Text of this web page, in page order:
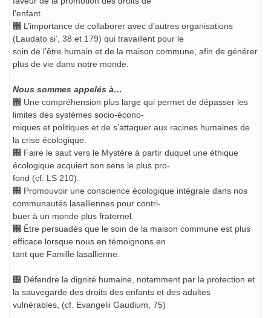
l’enfant.
΍ L’importance de collaborer avec d’autres organisations
(Laudato si’, 38 et 179) qui travaillent pour le
soin de l’être humain et de la maison commune, afin de générer
plus de vie dans notre monde.
Nous sommes appelés à…
΍ Une compréhension plus large qui permet de dépasser les
limites des systèmes socio-écono-
miques et politiques et de s’attaquer aux racines humaines de
la crise écologique.
΍ Faire le saut vers le Mystère à partir duquel une éthique
écologique acquiert son sens le plus pro-
fond (cf. LS 210).
΍ Promouvoir une conscience écologique intégrale dans nos
communautés lasalliennes pour contri-
buer à un monde plus fraternel.
΍ Être persuadés que le soin de la maison commune est plus
efficace lorsque nous en témoignons en
tant que Famille lasallienne.
΍ Défendre la dignité humaine, notamment par la protection et
la sauvegarde des droits des enfants et des adultes
vulnérables, (cf. Evangelii Gaudium, 75)